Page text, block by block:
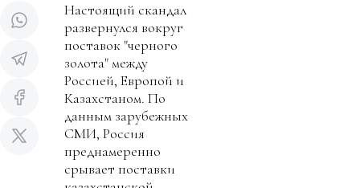
Настоящий скандал
развернулся вокруг
поставок "черного
золота" между
Россией, Европой и
Казахстаном. По
данным зарубежных
СМИ, Россия
преднамеренно
срывает поставки